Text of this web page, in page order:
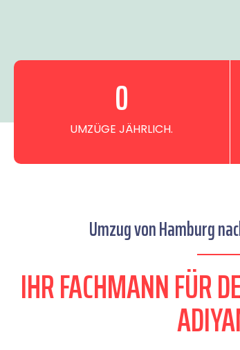
UMZÜGE JÄHRLICH.
0
Umzug von Hamburg
IHR FACHMANN FÜR